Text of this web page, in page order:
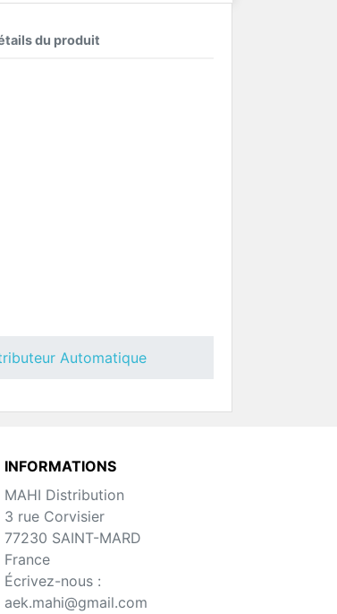
Distributeur Capsules Canto
BLUE
Pièces Détachées Distributeur
du produit
Automatique
INFORMATIONS
MAHI Distribution
3 rue Corvisier
77230 SAINT-MARD
France
Écrivez-nous :
aek.mahi@gmail.com